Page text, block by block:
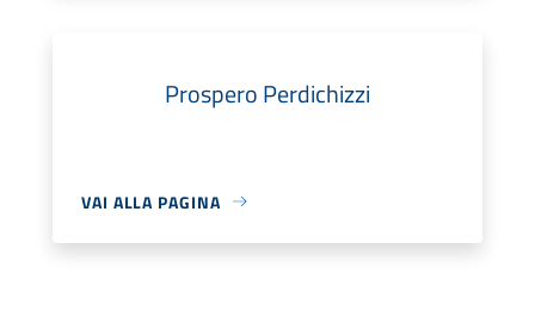
Prospero Perdichizzi
VAI ALLA PAGINA